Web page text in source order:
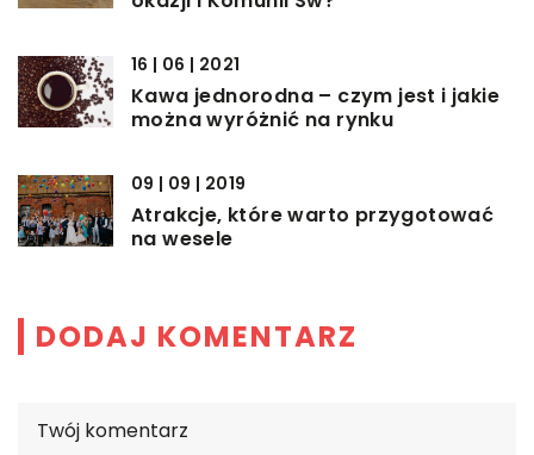
16 | 06 | 2021
Kawa jednorodna – czym jest i jakie
można wyróżnić na rynku
09 | 09 | 2019
Atrakcje, które warto przygotować
na wesele
DODAJ KOMENTARZ